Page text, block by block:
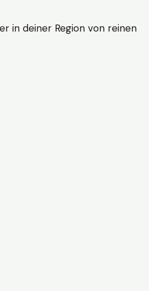
in deiner Region von reinen